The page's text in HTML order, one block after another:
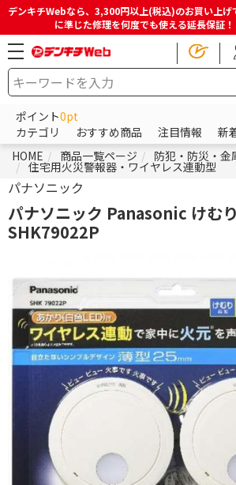
デンキチWebなら、3,300円以上(税込)のお買い上げ
に準じた修理を何度でも使える延長保証！
ポイント0pt
カテゴリ
おすすめ商品 注目情報 新
HOME
商品一覧ページ 防犯・防災・金
住宅用火災警報器・ワイヤレス連動型
パナソニック
パナソニック Panasonic けむ
SHK79022P